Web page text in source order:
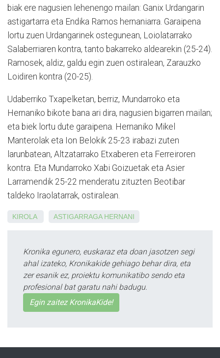
biak ere nagusien lehenengo mailan: Ganix Urdangarin
astigartarra eta Endika Ramos hernaniarra. Garaipena
lortu zuen Urdangarinek ostegunean, Loiolatarrako
Salaberriaren kontra, tanto bakarreko aldearekin (25-24).
Ramosek, aldiz, galdu egin zuen ostiralean, Zarauzko
Loidiren kontra (20-25).
Udaberriko Txapelketan, berriz, Mundarroko eta
Hernaniko bikote bana ari dira, nagusien bigarren mailan;
eta biek lortu dute garaipena. Hernaniko Mikel
Manterolak eta Ion Belokik 25-23 irabazi zuten
larunbatean, Altzatarrako Etxaberen eta Ferreiroren
kontra. Eta Mundarroko Xabi Goizuetak eta Asier
Larramendik 25-22 menderatu zituzten Beotibar
taldeko Iraolatarrak, ostiralean.
KIROLA ASTIGARRAGA HERNANI
Kronika egunero, euskaraz eta doan jasotzen segi
ahal izateko, Kronikakide gehiago behar dira, eta
zer esanik ez, proiektu komunikatibo sendo eta
profesional bat garatu nahi badugu.
Egin zaitez KronikaKide!